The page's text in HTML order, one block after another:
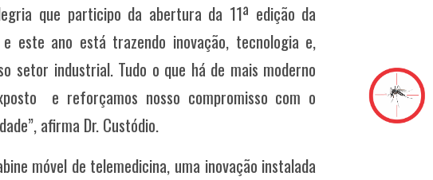
que participo da abertura da 11ª edição da
este ano está trazendo inovação, tecnologia e,
setor industrial. Tudo o que há de mais moderno
e reforçamos nosso compromisso com o
afirma Dr. Custódio.
móvel de telemedicina, uma inovação instalada